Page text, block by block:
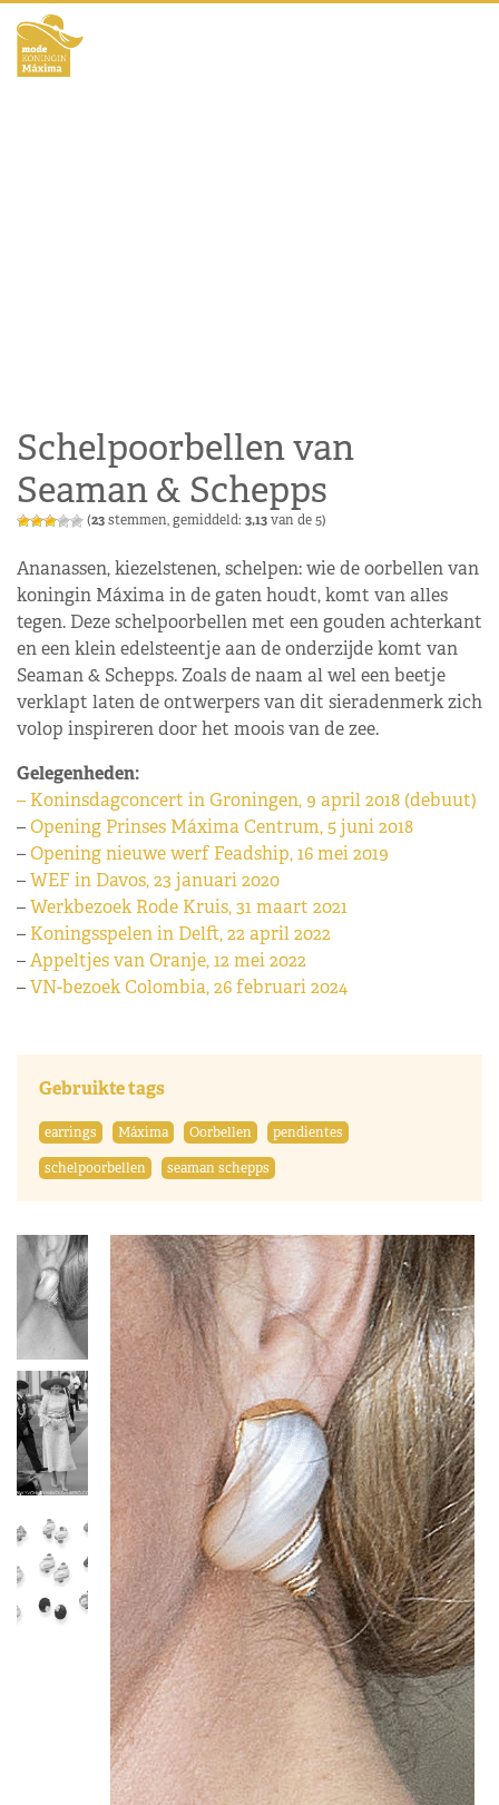
Schelpoorbellen van
Seaman & Schepps
(23stemmen, gemiddeld: 3,13van de 5)
Ananassen, kiezelstenen, schelpen: wie de oorbellen van
koningin Máxima in de gaten houdt, komt van alles
tegen. Deze schelpoorbellen met een gouden achterkant
en een klein edelsteentje aan de onderzijde komt van
Seaman & Schepps. Zoals de naam al wel een beetje
verklapt laten de ontwerpers van dit sieradenmerk zich
volop inspireren door het moois van de zee.
Gelegenheden:
– Koninsdagconcert in Groningen, 9 april 2018 (debuut)
–Opening Prinses Máxima Centrum, 5 juni 2018
–Opening nieuwe werf Feadship, 16 mei 2019
–WEF in Davos, 23 januari 2020
–Werkbezoek Rode Kruis, 31 maart 2021
– Koningsspelen in Delft, 22 april 2022
–Appeltjes van Oranje, 12 mei 2022
–VN-bezoek Colombia, 26 februari 2024
Gebruikte tags
earrings Máxima Oorbellen
pendientes
schelpoorbellen
seaman schepps